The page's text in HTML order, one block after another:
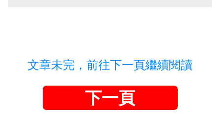
文章未完，前往下一頁繼續閱讀
下一頁